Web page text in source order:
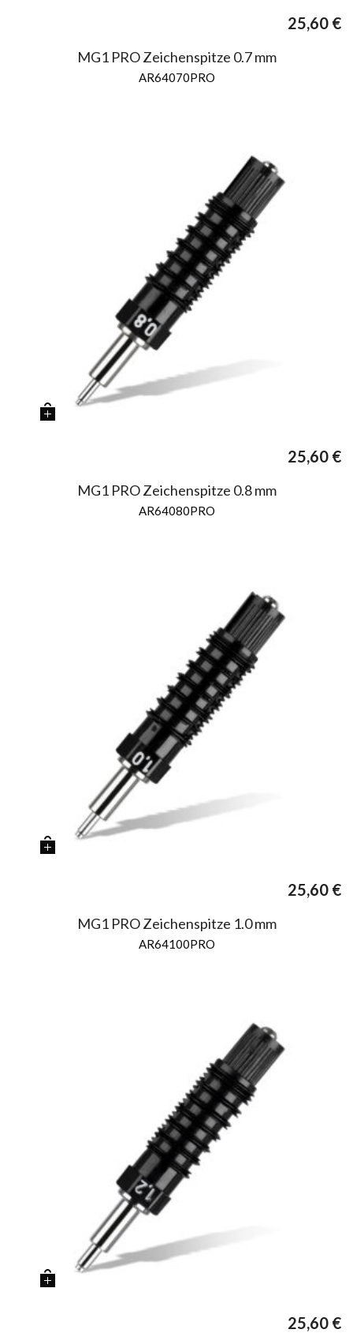
25,60 €
MG1 PRO Zeichenspitze 0.7 mm
AR64070PRO
25,60 €
MG1 PRO Zeichenspitze 0.8 mm
AR64080PRO
25,60 €
MG1 PRO Zeichenspitze 1.0 mm
AR64100PRO
25,60 €